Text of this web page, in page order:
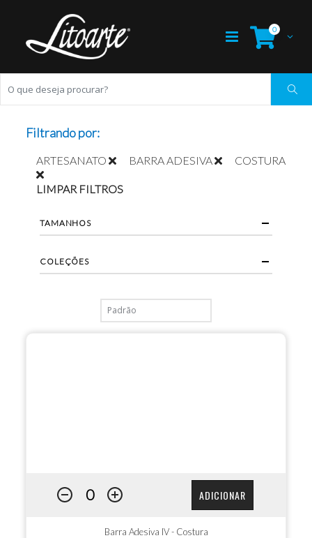
0
ADICIONAR
Barra Adesiva IV - Costura
Filtrando por:
ARTESANATO BARRA ADESIVA COSTURA
LIMPAR FILTROS
TAMANHOS
COLEÇÕES